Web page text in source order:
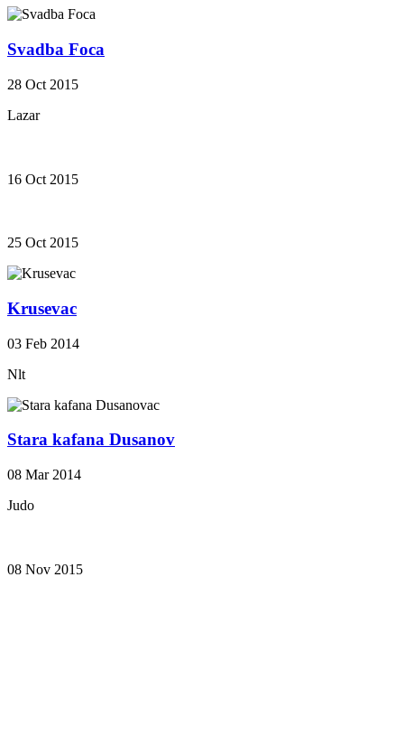
Svadba Foca
28 Oct 2015
Lazar
16 Oct 2015
25 Oct 2015
Krusevac
03 Feb 2014
Nlt
Stara kafana Dusanov
08 Mar 2014
Judo
08 Nov 2015